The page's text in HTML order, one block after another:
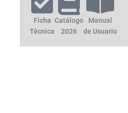
Ficha
Técnica
Catálogo
2026
Manual
de Usuario